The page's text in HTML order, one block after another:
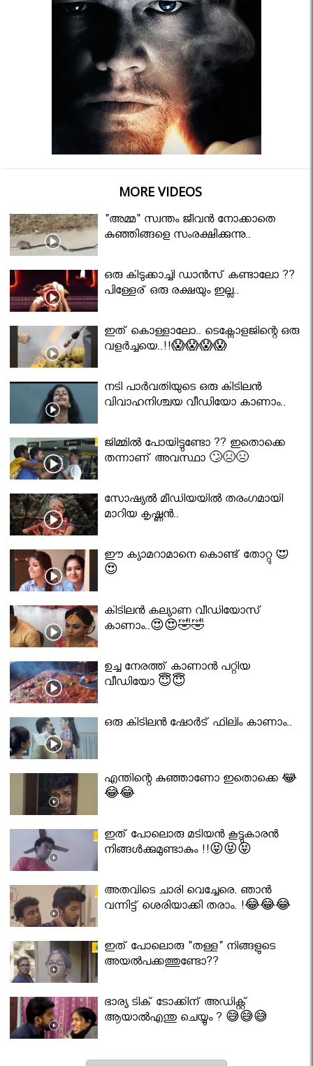
MORE VIDEOS
"അമ്മ" സ്വന്തം ജീവൻ നോക്കാതെ
കുഞ്ഞിങ്ങളെ സംരക്ഷിക്കുന്നു..
ഒരു കിടുക്കാച്ചി ഡാൻസ് കണ്ടാലോ ??
പിള്ളേര് ഒരു രക്ഷയും ഇല്ല..
ഇത് കൊള്ളാലോ.. ടെക്നോളജിന്റെ ഒരു
വളർച്ചയെ..!!😱😱😱😱
നടി പാർവതിയുടെ ഒരു കിടിലൻ
വിവാഹനിശ്ചയ വീഡിയോ കാണാം..
ജിമ്മിൽ പോയിട്ടുണ്ടോ ?? ഇതൊക്കെ
തന്നാണ് അവസ്ഥാ 🙄😣😣
സോഷ്യൽ മീഡിയയിൽ തരംഗമായി
മാറിയ കൃഷ്ണൻ..
ഈ ക്യാമറാമാനെ കൊണ്ട് തോറ്റു 😍
😍
കിടിലൻ കല്യാണ വീഡിയോസ്
കാണാം..😍😍🤣🤣
ഉച്ച നേരത്ത് കാണാൻ പറ്റിയ
വീഡിയോ 😇😇
ഒരു കിടിലൻ ഷോർട് ഫിലിം കാണാം..
എന്തിന്റെ കുഞ്ഞാണോ ഇതൊക്കെ 😂
😂😂
ഇത് പോലൊരു മടിയൻ കൂട്ടുകാരൻ
നിങ്ങൾക്കുമുണ്ടാകും !!😝😝😝
അതവിടെ ചാരി വെച്ചേരെ. ഞാൻ
വന്നിട്ട് ശെരിയാക്കി തരാം. !😂😂😂
ഇത് പോലൊരു "തള്ള" നിങ്ങളുടെ
അയല്‍പക്കത്തുണ്ടോ??
ഭാര്യ ടിക് ടോക്കിന് അഡിക്റ്റ്
ആയാൽഎന്തു ചെയ്യും ? 😅😅😅